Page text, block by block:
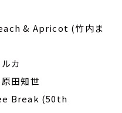
& Apricot (竹内ま
カ
田知世
Break (50th